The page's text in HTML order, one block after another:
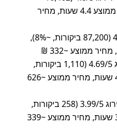
ביקורות, ~12%), זמן ממוצע 4.4 שעות, מחיר
Torch – דירוג 4.55/5 (87,200 ביקורות, ~8%),
Glassflower – דירוג 4.69/5 (1,110 ביקורות,
~6%), זמן ממוצע 4.9 שעות, מחיר ממוצע ~626
N and T Travel – דירוג 3.99/5 (258 ביקורות,
~6%), זמן ממוצע 3.5 שעות, מחיר ממוצע ~339